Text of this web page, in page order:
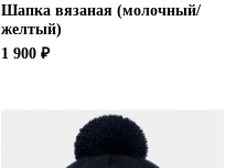
Шапка вязаная (молочный/
желтый)
1 900 ₽